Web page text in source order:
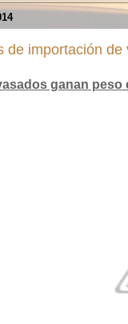
de importación de
ganan